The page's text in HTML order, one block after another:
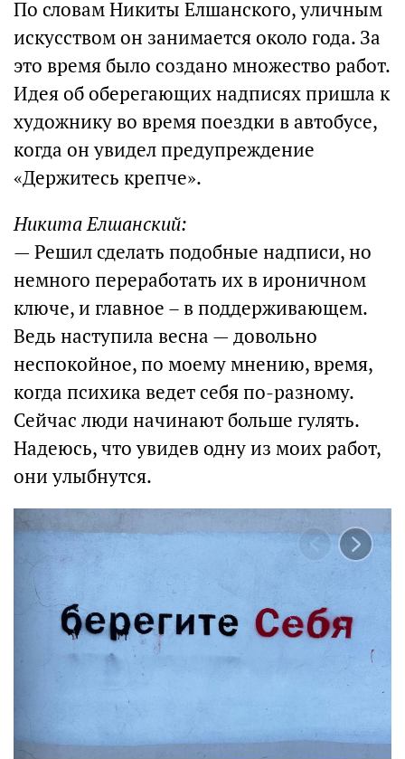
По словам Никиты Елшанского, уличным
искусством он занимается около года. За
это время было создано множество работ.
Идея об оберегающих надписях пришла к
художнику во время поездки в автобусе,
когда он увидел предупреждение
«Держитесь крепче».
Никита Елшанский:
— Решил сделать подобные надписи, но
немного переработать их в ироничном
ключе, и главное – в поддерживающем.
Ведь наступила весна — довольно
неспокойное, по моему мнению, время,
когда психика ведет себя по-разному.
Сейчас люди начинают больше гулять.
Надеюсь, что увидев одну из моих работ,
они улыбнутся.